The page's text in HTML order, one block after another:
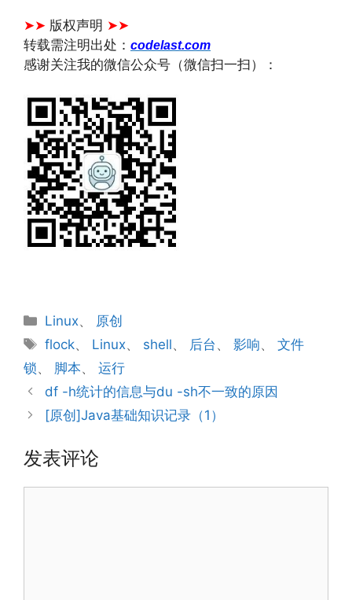
➤➤ 版权声明 ➤➤
转载需注明出处： codelast.com
感谢关注我的微信公众号（微信扫一扫）：
分
类
Linux、 原创
标
签
flock、 Linux、 shell、 后台 、影响、文件
锁、 脚本、 运行
df -h统计的信息与du -sh不一致的原因
[原创]Java基础知识记录（1）
发表评论